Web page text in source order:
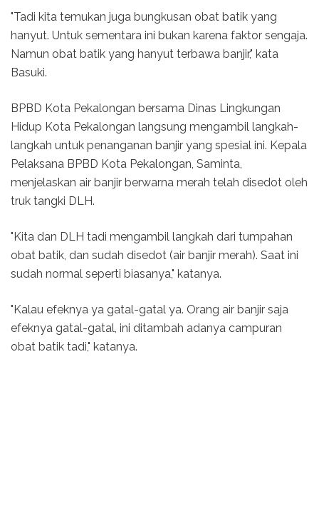
"Tadi kita temukan juga bungkusan obat batik yang
hanyut. Untuk sementara ini bukan karena faktor sengaja.
Namun obat batik yang hanyut terbawa banjir," kata
Basuki.
BPBD Kota Pekalongan bersama Dinas Lingkungan
Hidup Kota Pekalongan langsung mengambil langkah-
langkah untuk penanganan banjir yang spesial ini. Kepala
Pelaksana BPBD Kota Pekalongan, Saminta,
menjelaskan air banjir berwarna merah telah disedot oleh
truk tangki DLH.
"Kita dan DLH tadi mengambil langkah dari tumpahan
obat batik, dan sudah disedot (air banjir merah). Saat ini
sudah normal seperti biasanya," katanya.
"Kalau efeknya ya gatal-gatal ya. Orang air banjir saja
efeknya gatal-gatal, ini ditambah adanya campuran
obat batik tadi," katanya.